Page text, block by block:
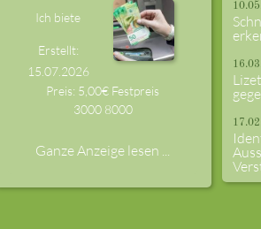
Ich biete
Erstellt:
15.07.2026
Preis: 5,00€ Festpreis
3000 8000
Ganze Anzeige lesen ...